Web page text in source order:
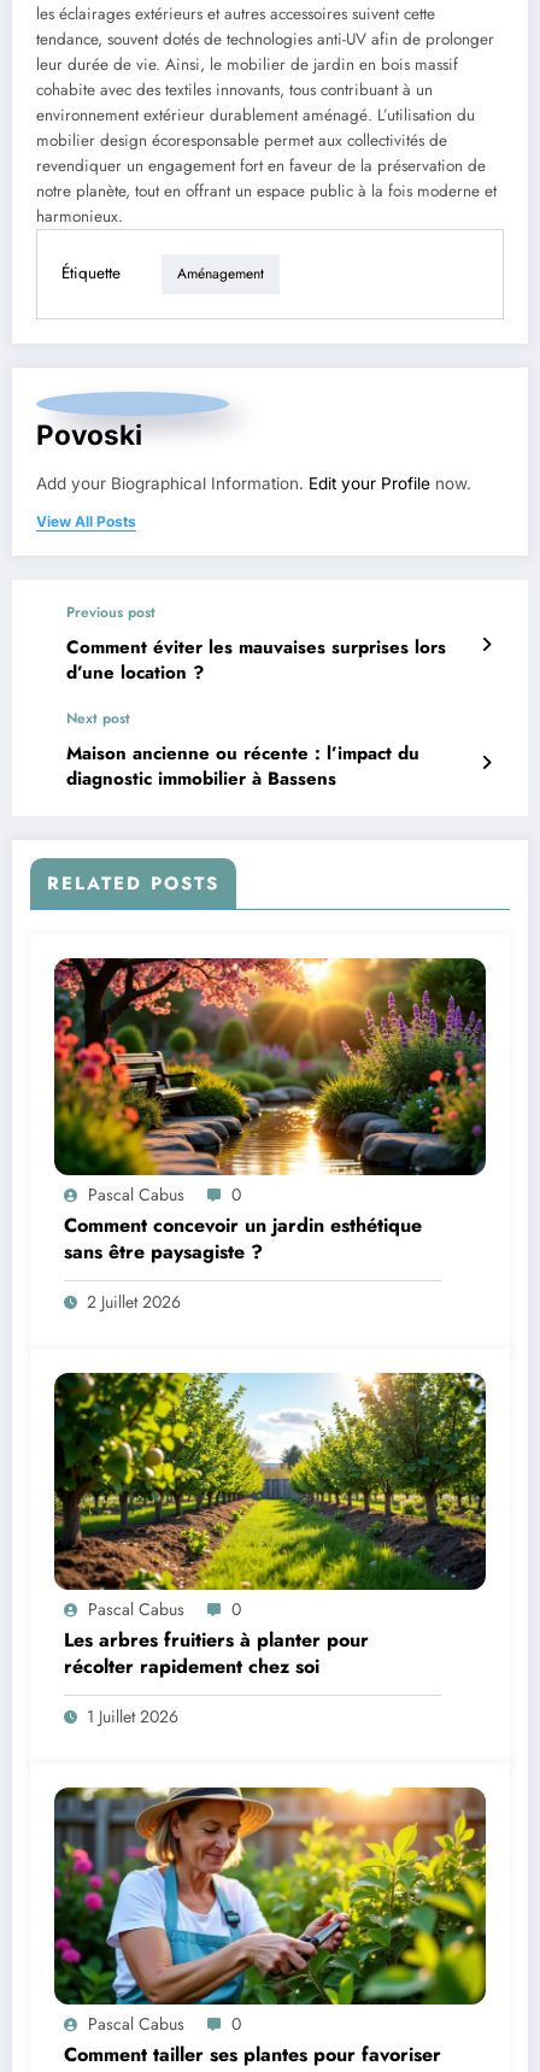
les éclairages extérieurs et autres accessoires suivent cette
tendance, souvent dotés de technologies anti-UV afin de prolonger
leur durée de vie. Ainsi, le mobilier de jardin en bois massif
cohabite avec des textiles innovants, tous contribuant à un
environnement extérieur durablement aménagé. L’utilisation du
mobilier design écoresponsable permet aux collectivités de
revendiquer un engagement fort en faveur de la préservation de
notre planète, tout en offrant un espace public à la fois moderne et
harmonieux.
Étiquette Aménagement
Povoski
Add your Biographical Information. Edit your Profile now.
View All Posts
Previous post
Comment éviter les mauvaises surprises lors
d’une location ?
Next post
Maison ancienne ou récente : l’impact du
diagnostic immobilier à Bassens
RELATED POSTS
Pascal Cabus 0
Comment concevoir un jardin esthétique
sans être paysagiste ?
2 Juillet 2026
Pascal Cabus 0
Les arbres fruitiers à planter pour
récolter rapidement chez soi
1 Juillet 2026
Pascal Cabus 0
Comment tailler ses plantes pour favoriser